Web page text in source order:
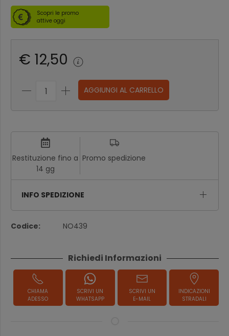
Scopri le promo
attive oggi
€ 12,50
AGGIUNGI AL CARRELLO
Restituzione fino a
14 gg
Promo spedizione
INFO SPEDIZIONE
Codice: NO439
Richiedi Informazioni
CHIAMA
ADESSO
SCRIVI UN
WHATSAPP
SCRIVI UN
E-MAIL
INDICAZIONI
STRADALI